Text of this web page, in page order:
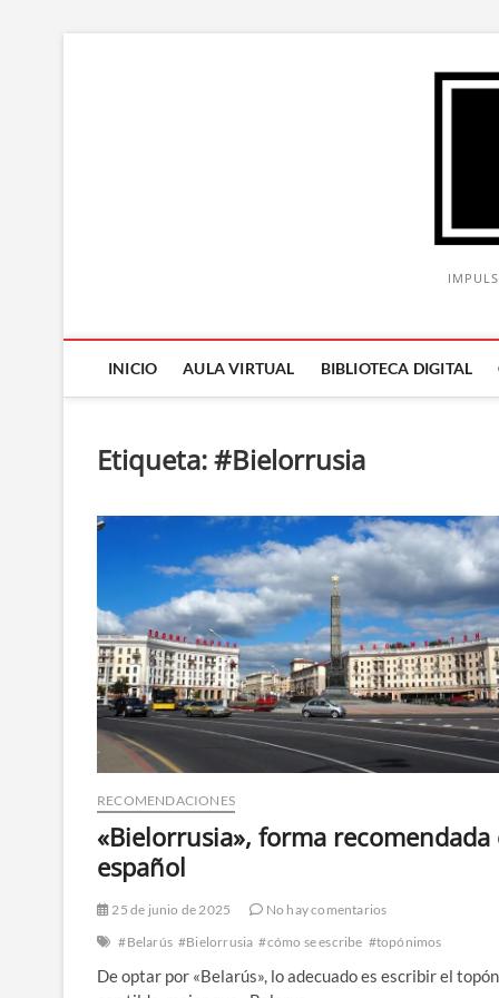
INICIO AULA VIRTUAL BIBLIOTECA DIGITAL
Etiqueta:#Bielorrusia
RECOMENDACIONES
«Bielorrusia», forma recomendada
español
25 de junio de 2025
No hay comentarios
#Belarús #Bielorrusia #cómo se escribe #topónimos
De optar por «Belarús», lo adecuado es escribir el